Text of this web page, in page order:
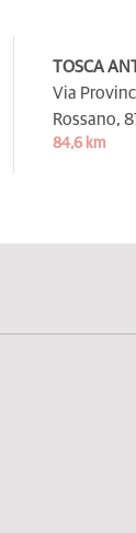
TOSCA
Via
Rossano,
84,6 km